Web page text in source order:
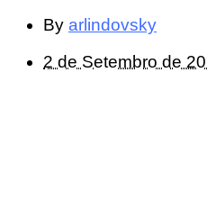
By arlindovsky
2 de Setembro de